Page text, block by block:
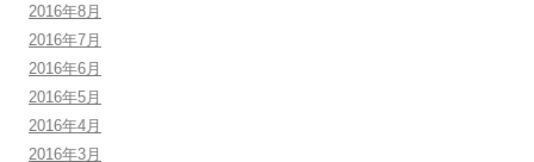
2016年8月
2016年7月
2016年6月
2016年5月
2016年4月
2016年3月